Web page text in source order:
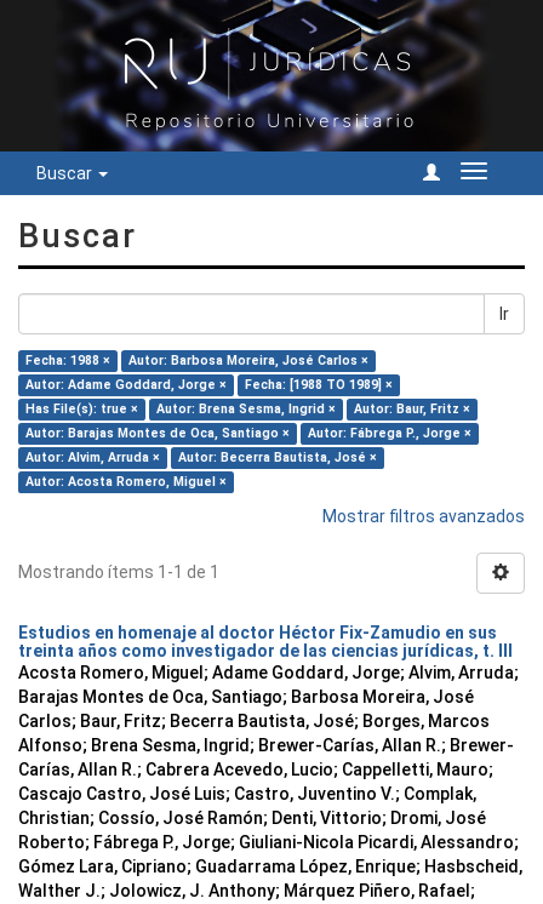
Buscar
Cambiar
Buscar
Ir
Fecha: 1988 ×
Autor: Barbosa Moreira, José Carlos ×
Autor: Adame Goddard, Jorge ×
Fecha: [1988 TO 1989] ×
Has File(s): true ×
Autor: Brena Sesma, Ingrid ×
Autor: Baur, Fritz ×
Autor: Barajas Montes de Oca, Santiago ×
Autor: Fábrega P., Jorge ×
Autor: Alvim, Arruda ×
Autor: Becerra Bautista, José ×
Autor: Acosta Romero, Miguel ×
Mostrar filtros avanzados
Mostrando ítems 1-1 de 1
Estudios en homenaje al doctor Héctor Fix-Zamudio en sus
treinta años como investigador de las ciencias jurídicas, t. III
Acosta Romero, Miguel; Adame Goddard, Jorge; Alvim, Arruda;
Barajas Montes de Oca, Santiago; Barbosa Moreira, José
Carlos; Baur, Fritz; Becerra Bautista, José; Borges, Marcos
Alfonso; Brena Sesma, Ingrid; Brewer-Carías, Allan R.; Brewer-
Carías, Allan R.; Cabrera Acevedo, Lucio; Cappelletti, Mauro;
Cascajo Castro, José Luis; Castro, Juventino V.; Complak,
Christian; Cossío, José Ramón; Denti, Vittorio; Dromi, José
Roberto; Fábrega P., Jorge; Giuliani-Nicola Picardi, Alessandro;
Gómez Lara, Cipriano; Guadarrama López, Enrique; Hasbscheid,
Walther J.; Jolowicz, J. Anthony; Márquez Piñero, Rafael;